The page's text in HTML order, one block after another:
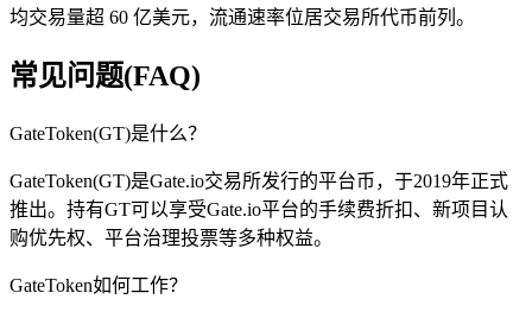
均交易量超 60 亿美元，流通速率位居交易所代币前列。
常见问题(FAQ)
GateToken(GT)是什么？
GateToken(GT)是Gate.io交易所发行的平台币，于2019年正式
推出。持有GT可以享受Gate.io平台的手续费折扣、新项目认
购优先权、平台治理投票等多种权益。
GateToken如何工作？